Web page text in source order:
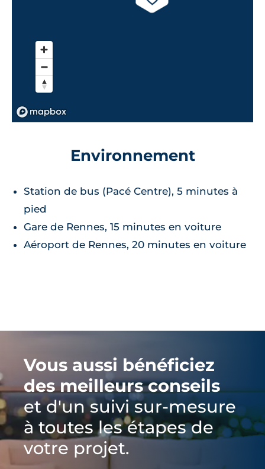
Environnement
Station de bus (Pacé Centre), 5 minutes à
pied
Gare de Rennes, 15 minutes en voiture
Aéroport de Rennes, 20 minutes en voiture
Vous aussi bénéficiez
des meilleurs conseils
et d'un suivi sur-mesure
à toutes les étapes de
votre projet.